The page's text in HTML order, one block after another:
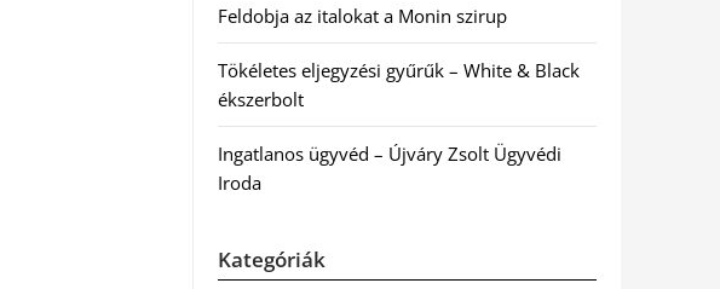
Feldobja az italokat a Monin szirup
Tökéletes eljegyzési gyűrűk – White & Black
ékszerbolt
Ingatlanos ügyvéd – Újváry Zsolt Ügyvédi
Iroda
Kategóriák